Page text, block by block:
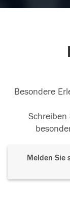
Besondere
Schreiben
Melden Sie